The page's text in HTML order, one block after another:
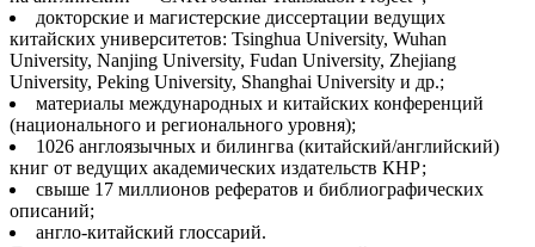
докторские и магистерские диссертации ведущих
китайских университетов: Tsinghua University, Wuhan
University, Nanjing University, Fudan University, Zhejiang
University, Peking University, Shanghai University и др.;
материалы международных и китайских конференций
(национального и регионального уровня);
1026 англоязычных и билингва (китайский/английский)
книг от ведущих академических издательств КНР;
свыше 17 миллионов рефератов и библиографических
описаний;
англо-китайский глоссарий.